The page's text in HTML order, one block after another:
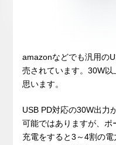
amazonなどでも汎用の
売されています。30W以
思います。
USB PD対応の30W出力
可能ではありますが、
充電をすると3～4割の